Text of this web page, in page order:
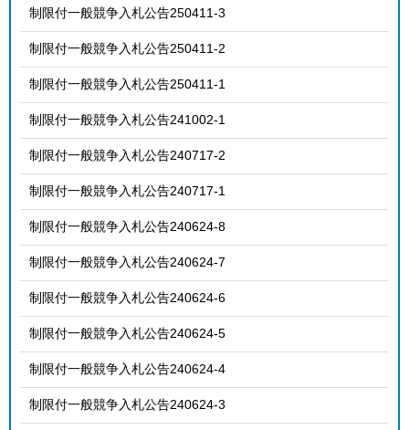
制限付一般競争入札公告250411-3
制限付一般競争入札公告250411-2
制限付一般競争入札公告250411-1
制限付一般競争入札公告241002-1
制限付一般競争入札公告240717-2
制限付一般競争入札公告240717-1
制限付一般競争入札公告240624-8
制限付一般競争入札公告240624-7
制限付一般競争入札公告240624-6
制限付一般競争入札公告240624-5
制限付一般競争入札公告240624-4
制限付一般競争入札公告240624-3